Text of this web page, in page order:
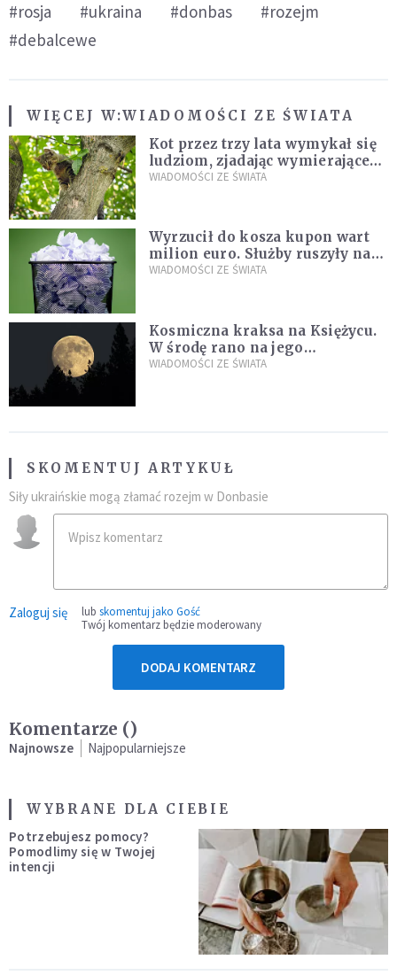
#rosja #ukraina #donbas
#rozejm
#debalcewe
WIĘCEJ W:WIADOMOŚCI ZE ŚWIATA
Kot przez trzy lata wymykał się
ludziom, zjadając wymierające
kaczki. W końcu popełnił
WIADOMOŚCI ZE ŚWIATA
Wyrzucił do kosza kupon wart
milion euro. Służby ruszyły na
poszukiwania
WIADOMOŚCI ZE ŚWIATA
Kosmiczna kraksa na Księżycu.
W środę rano na jego
powierzchni dojdzie do
WIADOMOŚCI ZE ŚWIATA
SKOMENTUJ ARTYKUŁ
Siły ukraińskie mogą złamać rozejm w Donbasie
Zaloguj się lub skomentuj jako Gość
Twój komentarz będzie moderowany
DODAJ KOMENTARZ
Komentarze ()
Najnowsze Najpopularniejsze
WYBRANE DLA CIEBIE
Potrzebujesz pomocy?
Pomodlimy się w Twojej
intencji